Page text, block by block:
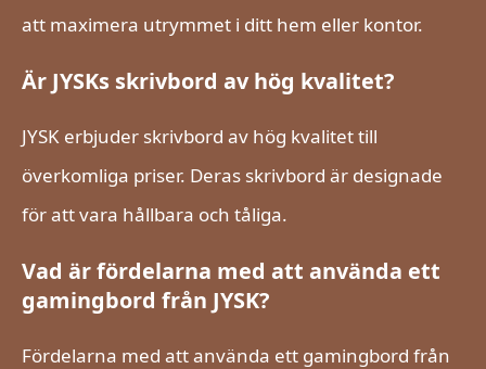
att maximera utrymmet i ditt hem eller kontor.
Är JYSKs skrivbord av hög kvalitet?
JYSK erbjuder skrivbord av hög kvalitet till
överkomliga priser. Deras skrivbord är designade
för att vara hållbara och tåliga.
Vad är fördelarna med att använda ett
gamingbord från JYSK?
Fördelarna med att använda ett gamingbord från